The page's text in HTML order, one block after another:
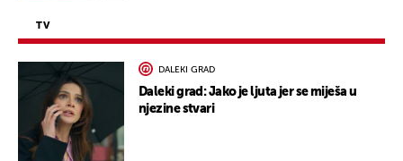
TV
DALEKI GRAD
Daleki grad: Jako je ljuta jer se miješa u
njezine stvari